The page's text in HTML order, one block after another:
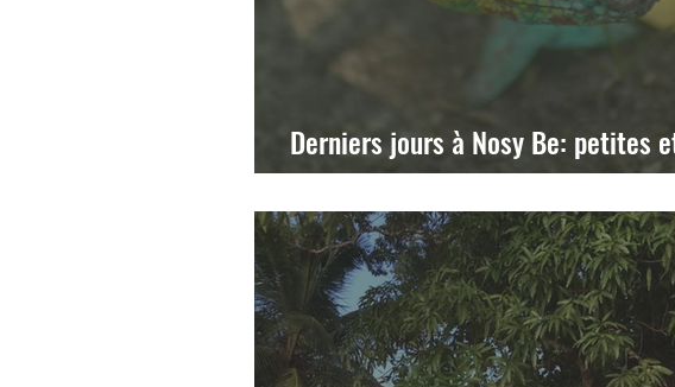
Derniers jours à Nosy Be: petites
bêbêtes